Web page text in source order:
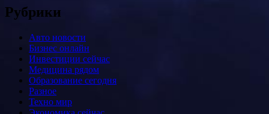
Рубрики
Авто новости
Бизнес онлайн
Инвестиции сейчас
Медицина рядом
Образование сегодня
Разное
Техно мир